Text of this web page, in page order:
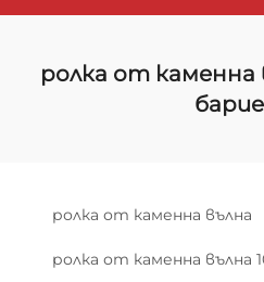
ролка от каменна
ролка от каменна вълна
ролка от каменна вълна